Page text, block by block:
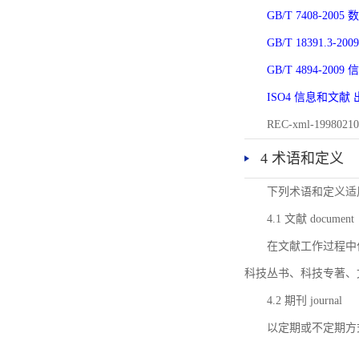
GB/T 7408-2005
GB/T 18391.3-
GB/T 4894-2009
ISO4 信息和文献
REC-xml-
4 术语和定义
下列术语和定义
4.1 文献 document
在文献工作过程
科技丛书、科技专著
4.2 期刊 journal
以定期或不定期